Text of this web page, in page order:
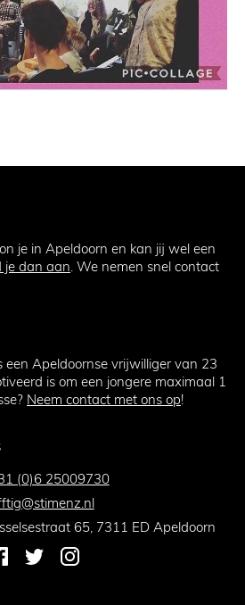
je in Apeldoorn en kan jij wel een
je dan aan. We nemen snel contact
een Apeldoornse vrijwilliger van 23
is om een jongere maximaal 1
Neem contact met ons op!
(0)6 25009730
65, 7311 ED Apeldoorn